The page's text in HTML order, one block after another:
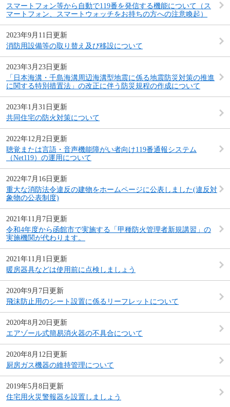
スマートフォン等から自動で119番を発信する機能について（ス
マートフォン、スマートウォッチをお持ちの方への注意喚起）
2023年9月11日更新
消防用設備等の取り替え及び移設について
2023年3月23日更新
「日本海溝・千島海溝周辺海溝型地震に係る地震防災対策の推進
に関する特別措置法」の改正に伴う防災規程の作成について
2023年1月31日更新
共同住宅の防火対策について
2022年12月2日更新
聴覚または言語・音声機能障がい者向け119番通報システム
（Net119）の運用について
2022年7月16日更新
重大な消防法令違反の建物をホームページに公表しました(違反対
象物の公表制度)
2021年11月7日更新
令和4年度から函館市で実施する「甲種防火管理者新規講習」の
実施機関が代わります。
2021年11月1日更新
暖房器具などは使用前に点検しましょう
2020年9月7日更新
飛沫防止用のシート設置に係るリーフレットについて
2020年8月20日更新
エアゾール式簡易消火器の不具合について
2020年8月12日更新
厨房ガス機器の維持管理について
2019年5月8日更新
住宅用火災警報器を設置しましょう